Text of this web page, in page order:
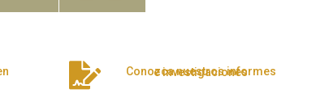
Conozca nuestros informes e investigaciones